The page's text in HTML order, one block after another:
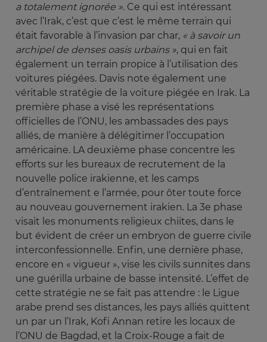
a totalement ignorée ». Ce qui est intéressant
avec l’Irak, c’est que c’est le même terrain qui
était favorable à l’invasion par char, « à savoir un
archipel de denses oasis urbains », qui en fait
également un terrain propice à l’utilisation des
voitures piégées. Davis note également une
véritable stratégie de la voiture piégée en Irak. La
première phase a visé les représentations
officielles de l’ONU, les ambassades des pays
alliés, de manière à délégitimer l’occupation
américaine. LA deuxième phase concentre les
efforts sur les bureaux de recrutement de la
nouvelle police irakienne, et les camps
d’entraînement e l’armée, pour ôter toute force
au nouveau gouvernement irakien. La 3e phase
visait les monuments religieux chiites, dans le
but évident de créer un embryon de guerre civile
interconfessionnelle. Enfin, une dernière phase,
encore en « vigueur », vise les civils sunnites dans
une guérilla urbaine de basse intensité. L’effet de
cette stratégie ne se fait pas attendre : le Ligue
arabe prend ses distances, les pays alliés quittent
un par un l’Irak, Kofi Annan retire les locaux de
l’ONU de Bagdad, et la Croix-Rouge a fait de